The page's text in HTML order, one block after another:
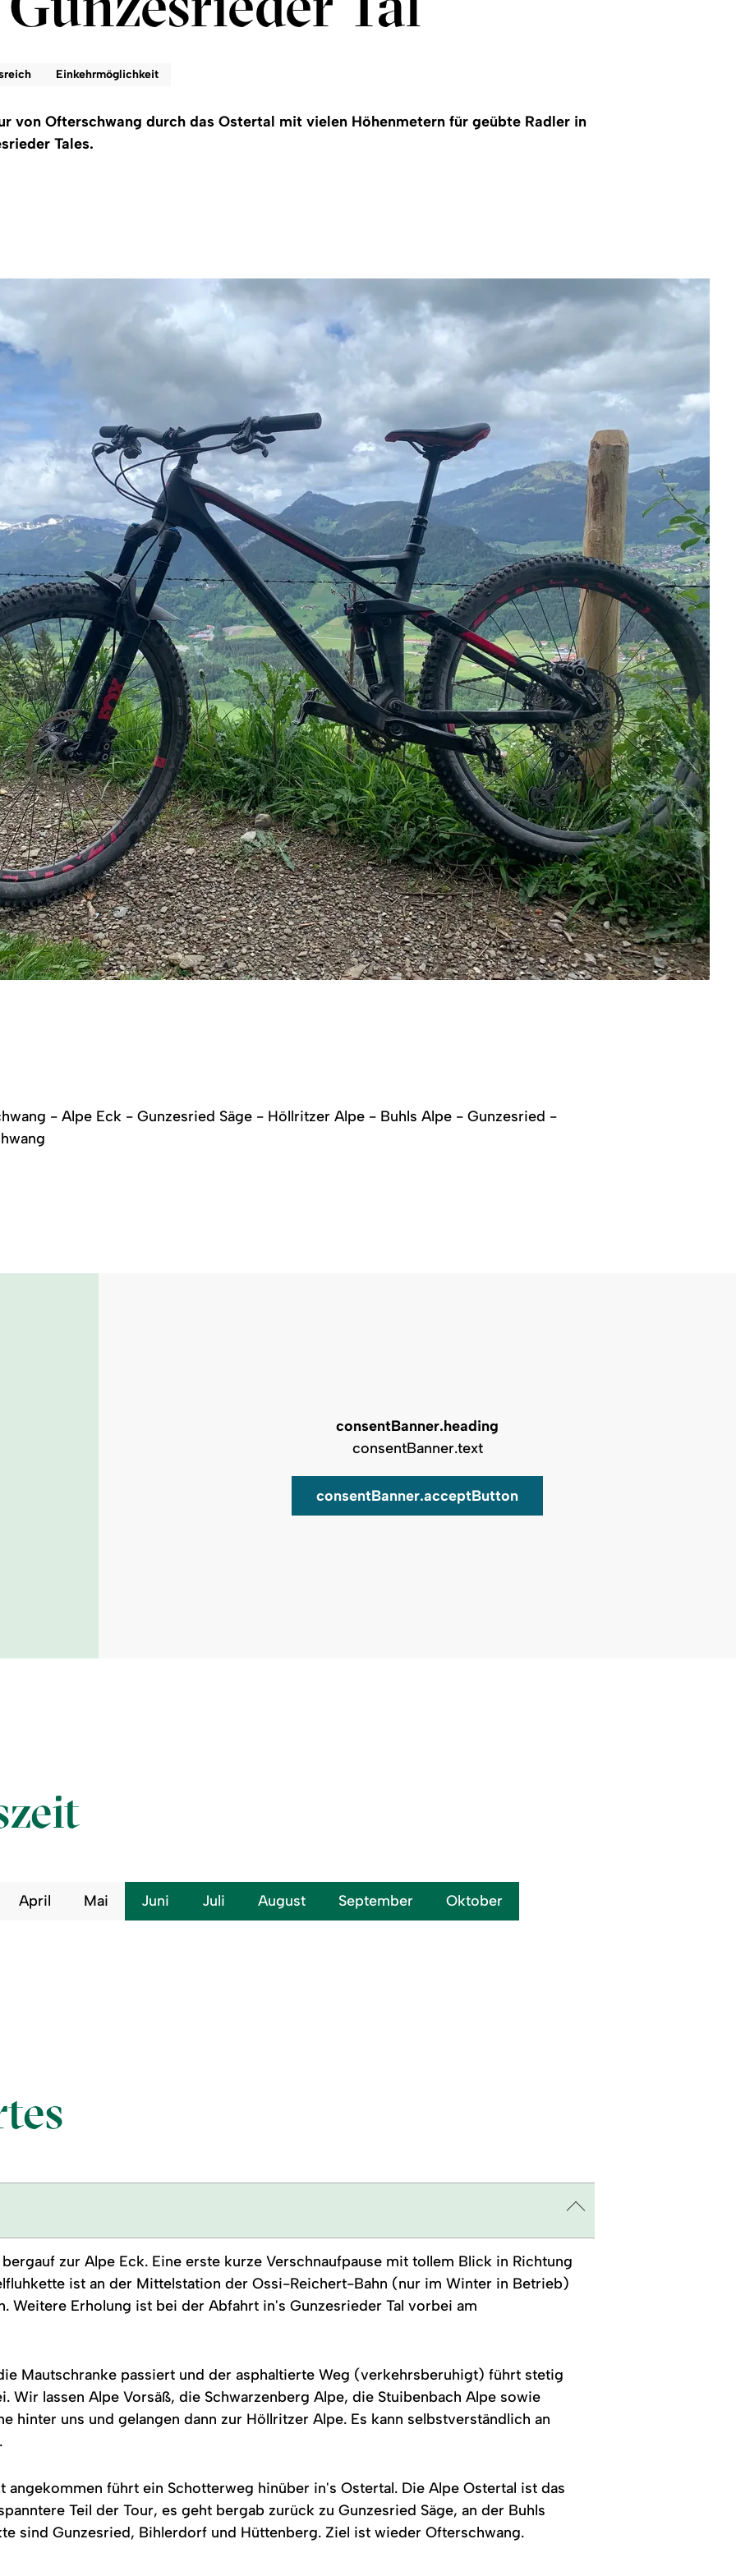
Einkehrmöglichkeit
von Ofterschwang durch das Ostertal mit vielen Höhenmetern für geübte Radler in
Tales.
- Alpe Eck - Gunzesried Säge - Höllritzer Alpe - Buhls Alpe - Gunzesried -
consentBanner.heading
consentBanner.text
consentBanner.acceptButton
April Mai Juni Juli August September Oktober
zur Alpe Eck. Eine erste kurze Verschnaufpause mit tollem Blick in Richtung
ist an der Mittelstation der Ossi-Reichert-Bahn (nur im Winter in Betrieb)
Weitere Erholung ist bei der Abfahrt in's Gunzesrieder Tal vorbei am
Mautschranke passiert und der asphaltierte Weg (verkehrsberuhigt) führt stetig
Wir lassen Alpe Vorsäß, die Schwarzenberg Alpe, die Stuibenbach Alpe sowie
hinter uns und gelangen dann zur Höllritzer Alpe. Es kann selbstverständlich an
angekommen führt ein Schotterweg hinüber in's Ostertal. Die Alpe Ostertal ist das
Teil der Tour, es geht bergab zurück zu Gunzesried Säge, an der Buhls
sind Gunzesried, Bihlerdorf und Hüttenberg. Ziel ist wieder Ofterschwang.